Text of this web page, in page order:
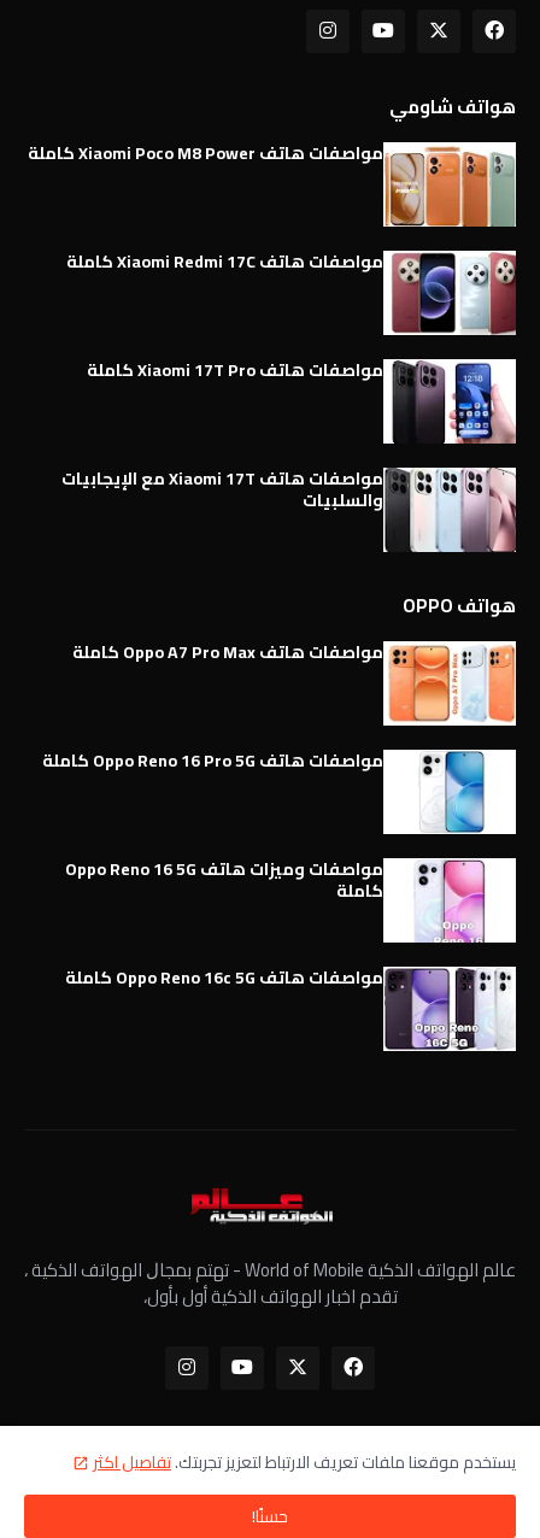
هواتف شاومي
مواصفات هاتف Xiaomi Poco M8 Power كاملة
مواصفات هاتف Xiaomi Redmi 17C كاملة
مواصفات هاتف Xiaomi 17T Pro كاملة
مواصفات هاتف Xiaomi 17T مع الإيجابيات
والسلبيات
هواتف OPPO
مواصفات هاتف Oppo A7 Pro Max كاملة
مواصفات هاتف Oppo Reno 16 Pro 5G كاملة
مواصفات وميزات هاتف Oppo Reno 16 5G
كاملة
مواصفات هاتف Oppo Reno 16c 5G كاملة
عالم الهواتف الذكية World of Mobile - ﺗﻬﺘﻢ ﺑﻤﺠﺎﻝ الهواتف الذكية ،
تقدم اخبار الهواتف الذكية أول بأول،
جميع الحقوق محفوظة - عالم الهواتف الذكية ©
الرئيسية معلومات عنا سياسة الخصوصية اتصل بنا
يستخدم موقعنا ملفات تعريف الارتباط لتعزيز تجربتك.تفاصيل اكثر
حسنًا!